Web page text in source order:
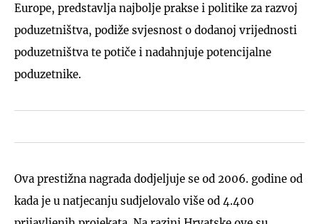
Europe, predstavlja najbolje prakse i politike za razvoj
poduzetništva, podiže svjesnost o dodanoj vrijednosti
poduzetništva te potiče i nadahnjuje potencijalne
poduzetnike.
Ova prestižna nagrada dodjeljuje se od 2006. godine od
kada je u natjecanju sudjelovalo više od 4.400